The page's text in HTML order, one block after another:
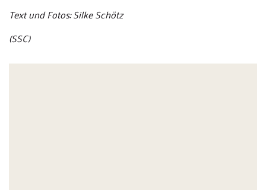
Text und Fotos: Silke Schötz
(SSC)